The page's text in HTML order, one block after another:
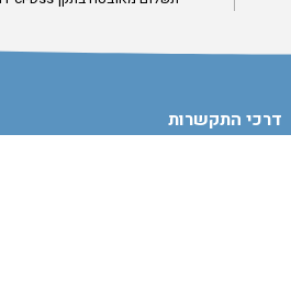
דרכי התקשרות